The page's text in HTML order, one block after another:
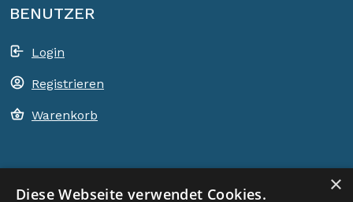
BENUTZER
Login
Registrieren
Warenkorb
ACEM WELTWEIT ×
Diese Webseite verwendet Cookies.